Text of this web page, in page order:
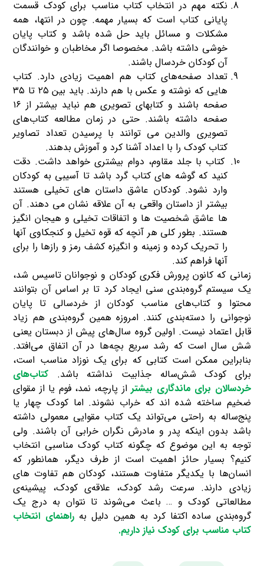
نکته مهم در انتخاب کتاب مناسب برای کودک قسمت
پایانی کتاب است که بسیار مهمه. چون در انتها، همه
مشکلات و مسائل باید حل شده‌ باشد و کتاب پایان
خوشی داشته باشد. مخصوصا اگر مخاطبان و خوانندگان
آن کودکان خردسال باشند.
تعداد صفحه‌های کتاب هم اهمیت زیادی دارد. کتاب
هایی که نوشته و عکس با هم دارند. باید بین ۲۵ تا ۳۵
صفحه باشند و کتابهای تصویری هم نباید بیشتر از ۱۶
صفحه داشته باشند. حتی در زمان مطالعه کتاب‌های
تصویری والدین می توانند با پرسیدن تعداد تصاویر
کتاب کودک را با اعداد آشنا کرد و آموزش بدهند.
کتاب با جلد مقاوم، دوام بیشتری خواهد داشت. دقت
کنید که گوشه های کتاب گرد باشد تا آسیبی به کودکان
وارد نشود. کودکان عاشق داستان های تخیلی هستند
بیشتر از داستان واقعی به آن علاقه نشان می دهند. آن
ها عاشق شخصیت ها و اتفاقات تخیلی و هیجان انگیز
هستند. بطور کلی هر آنچه که قوه تخیل و کنجکاوی آنها
را تحریک کرده و زمینه و انگیزه کشف رمز و رازها را برای
آنها فراهم کند.
زمانی که کانون پرورش فکری کودکان و نوجوانان تاسیس شد،
یک سیستم گروه‌بندی سنی ایجاد کرد تا بر اساس آن بتوانند
محتوا و کتاب‌های مناسب کودکان از خردسالی تا پایان
نوجوانی را دسته‌بندی کنند. امروزه همین گروه‌بندی هم زیاد
قابل اعتماد نیست. اولین گروه سال‌های پیش از دبستان یعنی
شش سال است که رشد سریع بچه‌ها در آن اتفاق می‌افتد.
بنابراین ممکن است کتابی که برای یک نوزاد مناسب است،
برای کودک شش‌ساله جذابیت نداشته باشد. کتاب‌های
خردسالان برای ماندگاری بیشتر از پارچه‌، نمد، فوم یا از مقوای
ضخیم ساخته شده اند که خراب نشوند. اما کودک چهار یا
پنج‌ساله به راحتی می‌تواند یک کتاب مقوایی معمولی داشته
باشد بدون اینکه پدر و مادرش نگران خرابی آن باشند. ولی
توجه به این موضوع که چگونه کتاب کودک مناسبی انتخاب
کنیم؟ بسیار حائز اهمیت است از طرف دیگر، همانطور که
انسان‌ها با یکدیگر متفاوت هستند، کودکان هم تفاوت های
زیادی دارند. سرعت رشد کودک، علاقه‌ی کودک، پیشینه‌ی
مطالعاتی کودک و … باعث می‌شوند تا نتوان به درج یک
گروه‌بندی ساده اکتفا کرد به همین دلیل بهراهنمای انتخاب
کتاب مناسب برای کودک نیاز داریم.